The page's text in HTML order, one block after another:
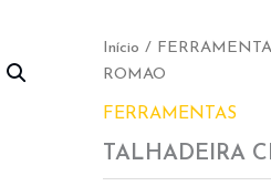
Início /
ROMAO
FERRAMENTAS
TALHADEIRA